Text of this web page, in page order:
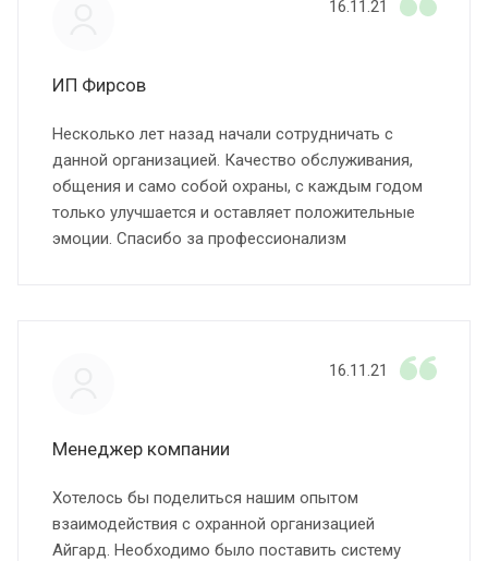
ИП Фирсов
16.11.21
Несколько лет назад начали сотрудничать с
данной организацией. Качество обслуживания,
общения и само собой охраны, с каждым годом
только улучшается и оставляет положительные
эмоции. Спасибо за профессионализм
Менеджер компании
16.11.21
Хотелось бы поделиться нашим опытом
взаимодействия с охранной организацией
Айгард. Необходимо было поставить систему